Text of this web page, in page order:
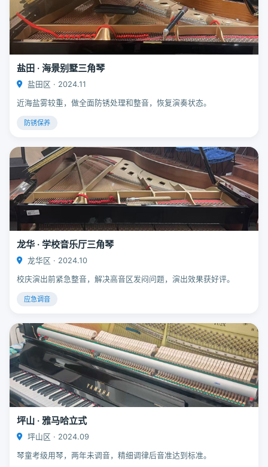
盐田 · 海景别墅三角琴
盐田区 · 2024.11
近海盐雾较重，做全面防锈处理和整音，恢复演奏状态。
防锈保养
龙华 · 学校音乐厅三角琴
龙华区 · 2024.10
校庆演出前紧急整音，解决高音区发闷问题，演出效果获好评。
应急调音
坪山 · 雅马哈立式
坪山区 · 2024.09
琴童考级用琴，两年未调音，精细调律后音准达到标准。